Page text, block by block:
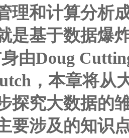
理和计算分析
是基于数据爆
由Doug
，本章将从
探究大数据的
要涉及的知识